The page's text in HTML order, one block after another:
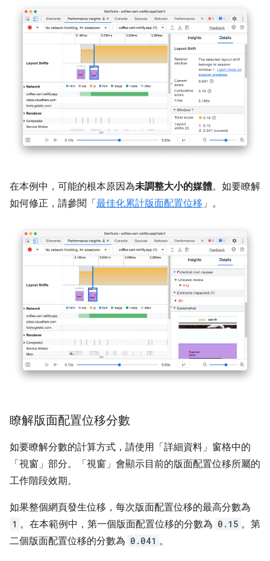
在本例中，可能的根本原因為未調整大小的媒體。如要瞭解
如何修正，請參閱「最佳化累計版面配置位移 」。
瞭解版面配置位移分數
如要瞭解分數的計算方式，請使用「詳細資料」窗格中的
「視窗」 部分。「視窗」 會顯示目前的版面配置位移所屬的
工作階段效期。
如果整個網頁發生位移，每次版面配置位移的最高分數為
1 。在本範例中，第一個版面配置位移的分數為 0.15 。第
二個版面配置位移的分數為 0.041 。